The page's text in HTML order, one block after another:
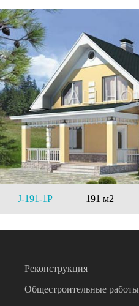
J-191-1P 191 м2
Реконструкция
Общестроительные работы